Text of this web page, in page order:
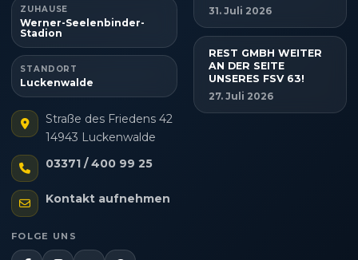
ZUHAUSE
Werner-Seelenbinder-
Stadion
STANDORT
Luckenwalde
Straße des Friedens 42
14943 Luckenwalde
03371 / 400 99 25
Kontakt aufnehmen
FOLGE UNS
31. Juli 2026
REST GMBH WEITER
AN DER SEITE
UNSERES FSV 63!
27. Juli 2026